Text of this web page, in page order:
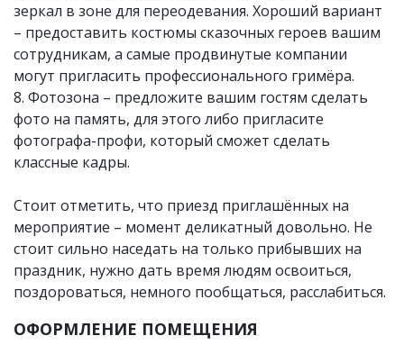
зеркал в зоне для переодевания. Хороший вариант
– предоставить костюмы сказочных героев вашим
сотрудникам, а самые продвинутые компании
могут пригласить профессионального гримёра.
8. Фотозона – предложите вашим гостям сделать
фото на память, для этого либо пригласите
фотографа-профи, который сможет сделать
классные кадры.
Стоит отметить, что приезд приглашённых на
мероприятие – момент деликатный довольно. Не
стоит сильно наседать на только прибывших на
праздник, нужно дать время людям освоиться,
поздороваться, немного пообщаться, расслабиться.
ОФОРМЛЕНИЕ ПОМЕЩЕНИЯ